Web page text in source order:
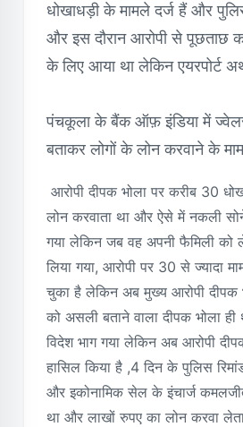
धोखाधड़ी के मामले दर्ज हैं और
और इस दौरान आरोपी से पूछताछ
के लिए आया था लेकिन एयरपोर्ट
पंचकूला के बैंक ऑफ़ इंडिया में
बताकर लोगों के लोन करवाने के
आरोपी दीपक भोला पर करीब 30
लोन करवाता था और ऐसे में नकली
गया लेकिन जब वह अपनी फैमिली को
लिया गया, आरोपी पर 30 से ज्यादा
चुका है लेकिन अब मुख्य आरोपी दीपक
को असली बताने वाला दीपक भोला
विदेश भाग गया लेकिन अब आरोपी
हासिल किया है ,4 दिन के पुलिस
और इकोनामिक सेल के इंचार्ज
था और लाखों रुपए का लोन करवा